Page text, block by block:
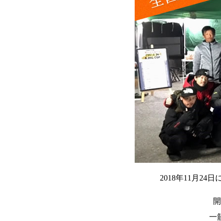
2018年11月24日
一